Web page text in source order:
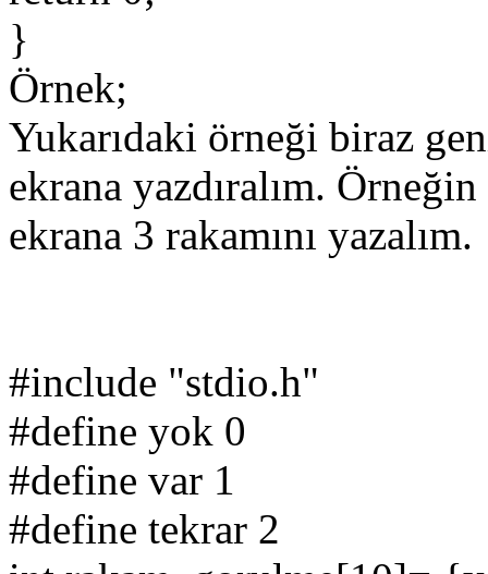
}
Örnek;
Yukarıdaki örneği biraz
ekrana yazdıralım.
ekrana 3 rakamını yazalım.
#include "stdio.h"
#define yok 0
#define var 1
#define tekrar 2